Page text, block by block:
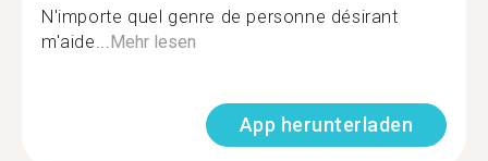
N'importe quel genre de personne désirant
m'aide...Mehr lesen
App herunterladen